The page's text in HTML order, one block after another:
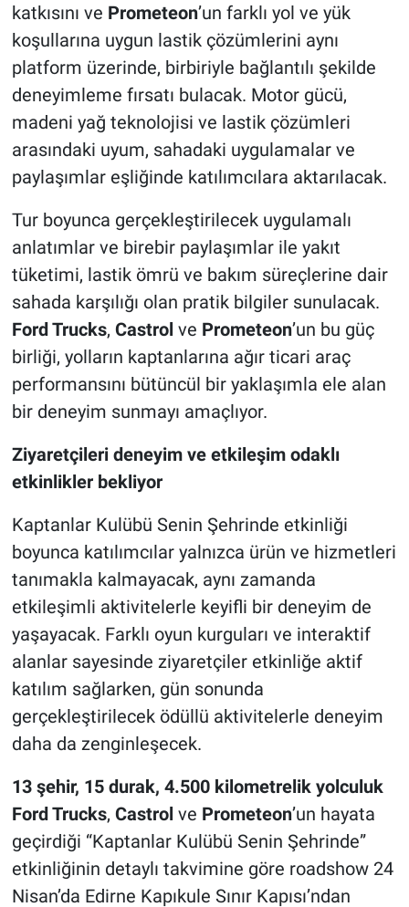
katkısını ve Prometeon’un farklı yol ve yük
koşullarına uygun lastik çözümlerini aynı
platform üzerinde, birbiriyle bağlantılı şekilde
deneyimleme fırsatı bulacak. Motor gücü,
madeni yağ teknolojisi ve lastik çözümleri
arasındaki uyum, sahadaki uygulamalar ve
paylaşımlar eşliğinde katılımcılara aktarılacak.
Tur boyunca gerçekleştirilecek uygulamalı
anlatımlar ve birebir paylaşımlar ile yakıt
tüketimi, lastik ömrü ve bakım süreçlerine dair
sahada karşılığı olan pratik bilgiler sunulacak.
Ford Trucks, Castrol ve Prometeon’un bu güç
birliği, yolların kaptanlarına ağır ticari araç
performansını bütüncül bir yaklaşımla ele alan
bir deneyim sunmayı amaçlıyor.
Ziyaretçileri deneyim ve etkileşim odaklı
etkinlikler bekliyor
Kaptanlar Kulübü Senin Şehrinde etkinliği
boyunca katılımcılar yalnızca ürün ve hizmetleri
tanımakla kalmayacak, aynı zamanda
etkileşimli aktivitelerle keyifli bir deneyim de
yaşayacak. Farklı oyun kurguları ve interaktif
alanlar sayesinde ziyaretçiler etkinliğe aktif
katılım sağlarken, gün sonunda
gerçekleştirilecek ödüllü aktivitelerle deneyim
daha da zenginleşecek.
13 şehir, 15 durak, 4.500 kilometrelik yolculuk
Ford Trucks, Castrol ve Prometeon’un hayata
geçirdiği “Kaptanlar Kulübü Senin Şehrinde”
etkinliğinin detaylı takvimine göre roadshow 24
Nisan’da Edirne Kapıkule Sınır Kapısı’ndan